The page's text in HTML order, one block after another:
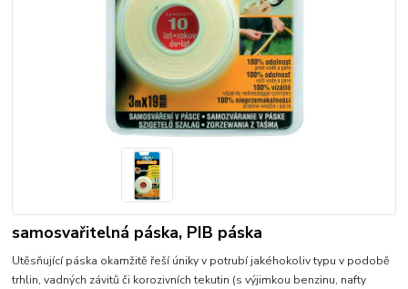
samosvařitelná páska, PIB páska
Utěsňující páska okamžitě řeší úniky v potrubí jakéhokoliv typu v podobě
trhlin, vadných závitů či korozivních tekutin (s výjimkou benzinu, nafty